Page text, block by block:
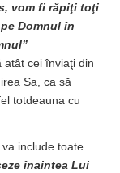
vom fi răpiţi toţi
Domnul în
atât cei înviaţi din
Sa, ca să
totdeauna cu
include toate
înaintea Lui